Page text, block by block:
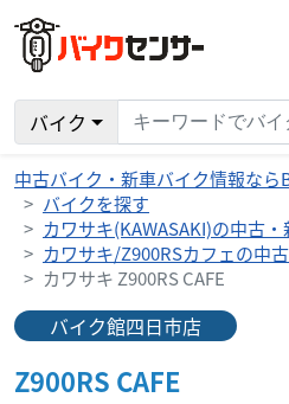
バイク
中古バイク・新車バイク情報なら
バイクを探す
カワサキ(KAWASAKI)の中古
カワサキ/Z900RSカフェの中
カワサキ Z900RS CAFE
バイク館四日市店
Z900RS CAFE